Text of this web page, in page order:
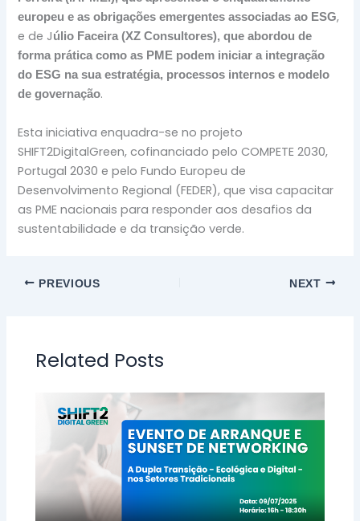
europeu e as obrigações emergentes associadas ao ESG,
e de Júlio Faceira (XZ Consultores), que abordou de
forma prática como as PME podem iniciar a integração
do ESG na sua estratégia, processos internos e modelo
de governação.
Esta iniciativa enquadra-se no projeto
SHIFT2DigitalGreen, cofinanciado pelo COMPETE 2030,
Portugal 2030 e pelo Fundo Europeu de
Desenvolvimento Regional (FEDER), que visa capacitar
as PME nacionais para responder aos desafios da
sustentabilidade e da transição verde.
PREVIOUS NEXT
Related Posts